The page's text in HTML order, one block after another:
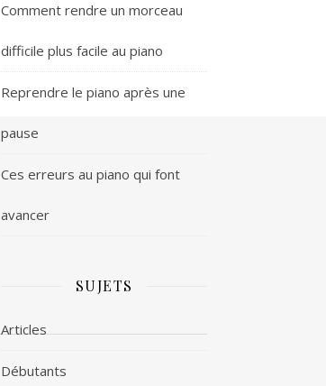
Comment rendre un morceau
difficile plus facile au piano
Reprendre le piano après une
pause
Ces erreurs au piano qui font
avancer
SUJETS
Articles
Débutants